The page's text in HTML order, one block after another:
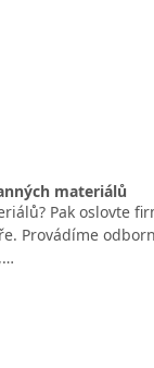
materiálů
Pak oslovte
Provádíme